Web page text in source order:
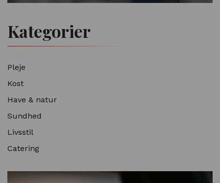
Kategorier
Pleje
Kost
Have & natur
Sundhed
Livsstil
Catering